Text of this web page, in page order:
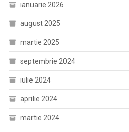
ianuarie 2026
august 2025
martie 2025
septembrie 2024
iulie 2024
aprilie 2024
martie 2024